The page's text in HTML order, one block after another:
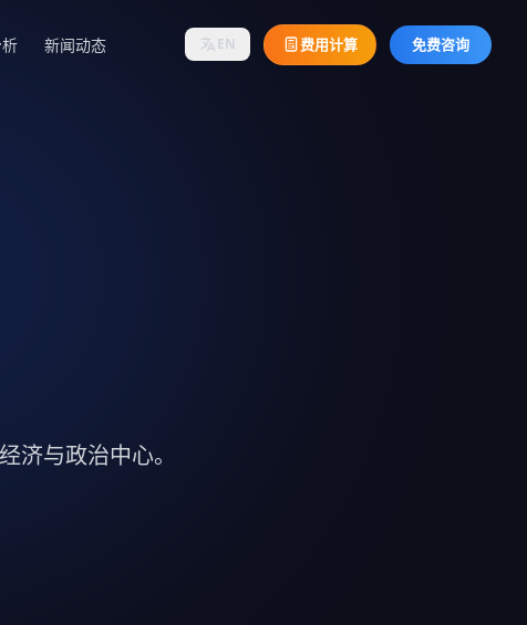
新闻动态 EN 费用计算 免费咨询
济与政治中心。